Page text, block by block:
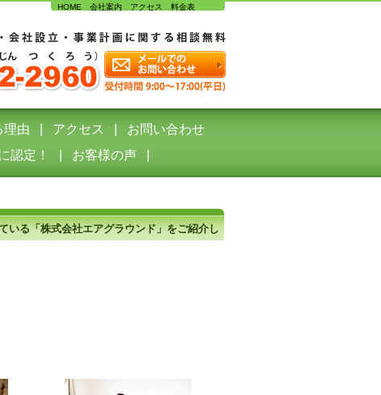
HOME 会社案内 アクセス 料金表
理由 アクセス
お問い合わせ
認定！ お客様の声
る「株式会社エアグラウンド」をご紹介し